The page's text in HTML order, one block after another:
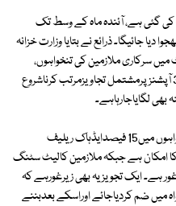
کی گئی ہے، آئندہ ماہ کے وسط تک
دیا جائیگا۔ ذرائع نے بتایا وزارت خزانہ
سرکاری ملازمین کی تنخواہوں،
ریٹائرڈملازمین کی پنشن میں اضافے کیلیے3 آپشنزپرمشتمل تجاویزمرتب کرناشروع
بھی لگایاجارہاہے۔
ذرائع نے بتایاآئندہ بجٹ میں ملازمین کی تنخواہوں میں15 فیصدایڈہاک ریلیف
فیصدتک اضافے کا امکان ہے جبکہ ملازمین کالیٹ سٹنگ
غور ہے۔ ایک تجویزیہ بھی زیرغورہے کہ
میں ضم کردیاجائے اوراسکے بعدبننے